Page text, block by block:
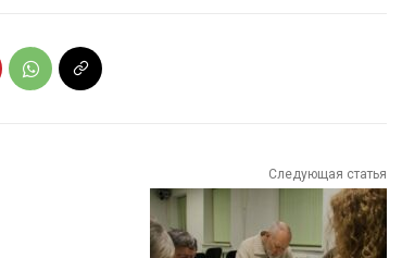
Следующая статья